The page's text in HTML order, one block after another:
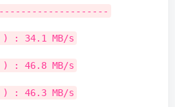
) : 34.1 MB/s
) : 46.8 MB/s
) : 46.3 MB/s